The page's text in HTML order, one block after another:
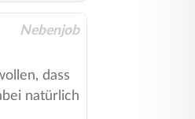
Nebenjob
dass
natürlich